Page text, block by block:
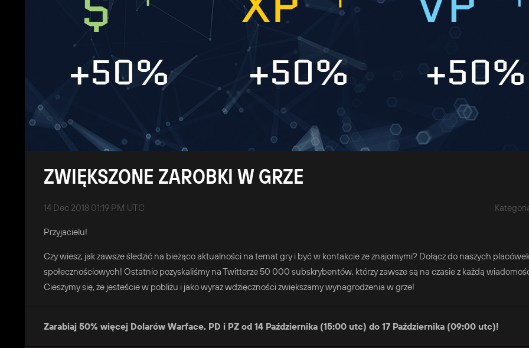
ZWIĘKSZONE ZAROBKI W GRZE
14 Dec 2018 01:19 PM UTC
Przyjacielu!
Czy wiesz, jak zawsze śledzić na bieżąco aktualności na temat gry i być w kontakcie ze znajomymi? Dołącz do naszych
społecznościowych! Ostatnio pozyskaliśmy na Twitterze 50 000 subskrybentów, którzy zawsze są na czasie z każdą
Cieszymy się, że jesteście w pobliżu i jako wyraz wdzięczności zwiększamy wynagrodzenia w grze!
Zarabiaj 50% więcej Dolarów Warface, PD i PZ od 14 Października (15:00 utc) do 17 Października (09:00 utc)!